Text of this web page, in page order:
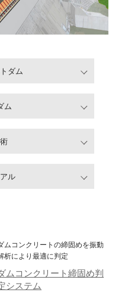
ダム
ム
ル
ムコンクリートの締固めを振動
析により最適に判定
ムコンクリート締固め判
システム